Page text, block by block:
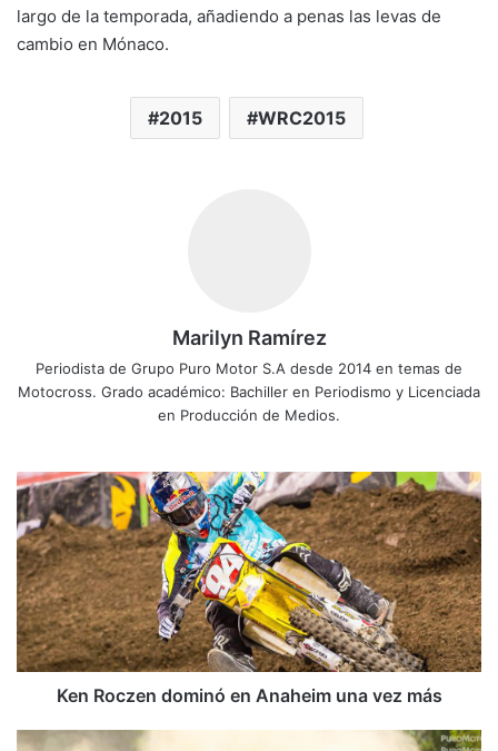
largo de la temporada, añadiendo a penas las levas de
cambio en Mónaco.
2015 WRC2015
Marilyn Ramírez
Periodista de Grupo Puro Motor S.A desde 2014 en temas de
Motocross. Grado académico: Bachiller en Periodismo y Licenciada
en Producción de Medios.
K
e
n
R
o
c
z
e
n
m
Ken Roczen dominó en Anaheim una vez más
V